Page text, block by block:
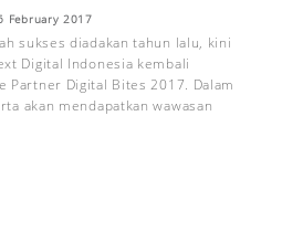
February 2017
sukses diadakan tahun lalu, kini
Digital Indonesia kembali
Partner Digital Bites 2017. Dalam
akan mendapatkan wawasan